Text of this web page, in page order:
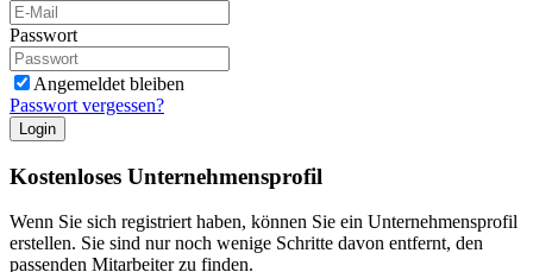
Passwort
Angemeldet bleiben
Passwort vergessen?
Login
Kostenloses Unternehmensprofil
Wenn Sie sich registriert haben, können Sie ein Unternehmensprofil
erstellen. Sie sind nur noch wenige Schritte davon entfernt, den
passenden Mitarbeiter zu finden.